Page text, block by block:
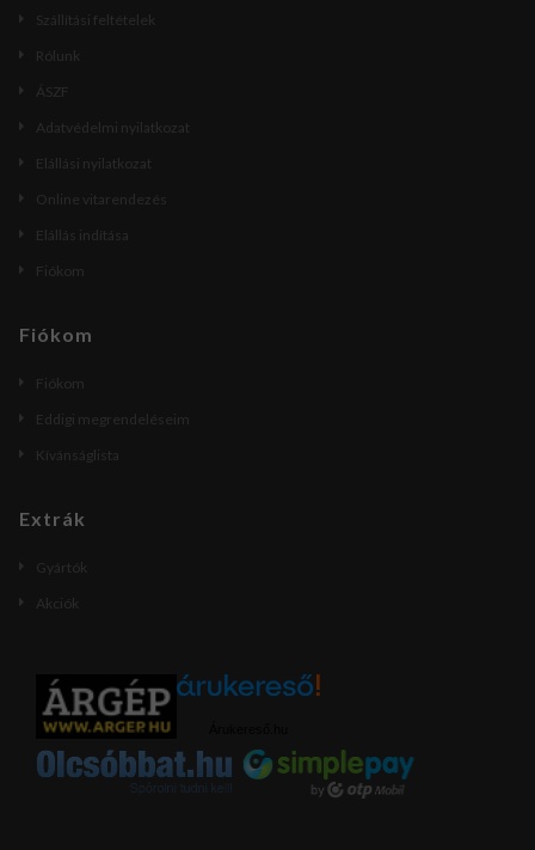
Szállítási feltételek
Rólunk
ÁSZF
Adatvédelmi nyilatkozat
Elállási nyilatkozat
Online vitarendezés
Elállás indítása
Fiókom
Fiókom
Fiókom
Eddigi megrendeléseim
Kívánságlista
Extrák
Gyártók
Akciók